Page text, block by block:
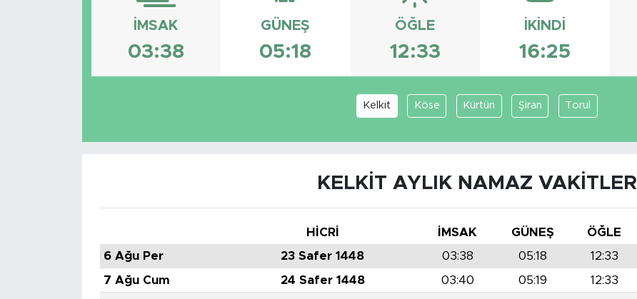
İMSAK
03:38
GÜNEŞ
05:18
ÖĞLE
12:33
İKINDI
16:25
Kelkit Köse Kürtün Şiran Torul
KELKIT AYLIK NAMAZ VAKITLERI
HİCRİ İMSAK GÜNEŞ ÖĞLE
6 Ağu Per
23 Safer 1448 03:38 05:18 12:33
7 Ağu Cum
24 Safer 1448 03:40 05:19 12:33